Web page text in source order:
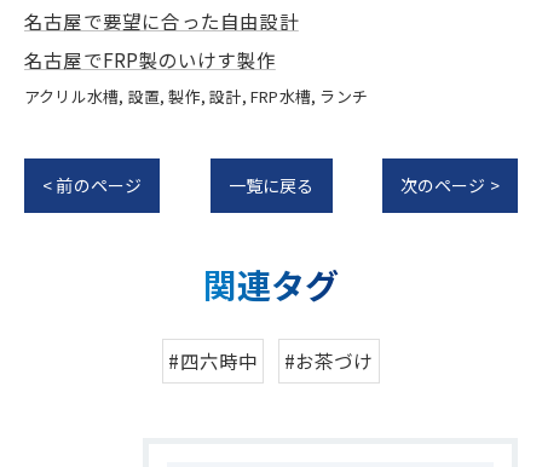
名古屋で要望に合った自由設計
名古屋でFRP製のいけす製作
アクリル水槽 設置 製作 設計 FRP水槽 ランチ
< 前のページ 一覧に戻る 次のページ >
関連タグ
#四六時中 #お茶づけ